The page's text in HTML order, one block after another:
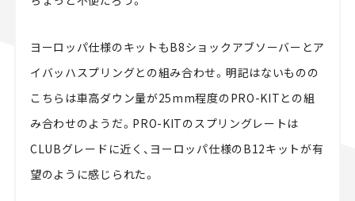
ヨーロッパ仕様のキットもB8ショックアブソーバーとア
イバッハスプリングとの組み合わせ。明記はないものの
こちらは車高ダウン量が25mm程度のPRO-KITとの組
み合わせのようだ。PRO-KITのスプリングレートは
CLUBグレードに近く、ヨーロッパ仕様のB12キットが有
望のように感じられた。